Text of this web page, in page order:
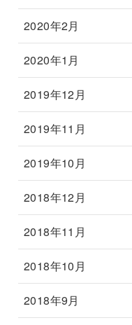
2020年2月
2020年1月
2019年12月
2019年11月
2019年10月
2018年12月
2018年11月
2018年10月
2018年9月